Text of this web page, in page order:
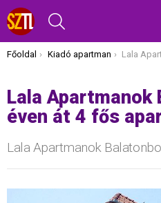
Itt vagy most:
Főoldal Kiadó apartman Lala Apartmanok Balatonboglár
Lala Apartmanok
éven át 4 fős
Lala Apartmanok